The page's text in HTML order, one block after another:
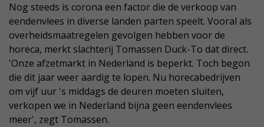
Nog steeds is corona een factor die de verkoop van
eendenvlees in diverse landen parten speelt. Vooral als
overheidsmaatregelen gevolgen hebben voor de
horeca, merkt slachterij Tomassen Duck-To dat direct.
'Onze afzetmarkt in Nederland is beperkt. Toch begon
die dit jaar weer aardig te lopen. Nu horecabedrijven
om vijf uur 's middags de deuren moeten sluiten,
verkopen we in Nederland bijna geen eendenvlees
meer', zegt Tomassen.